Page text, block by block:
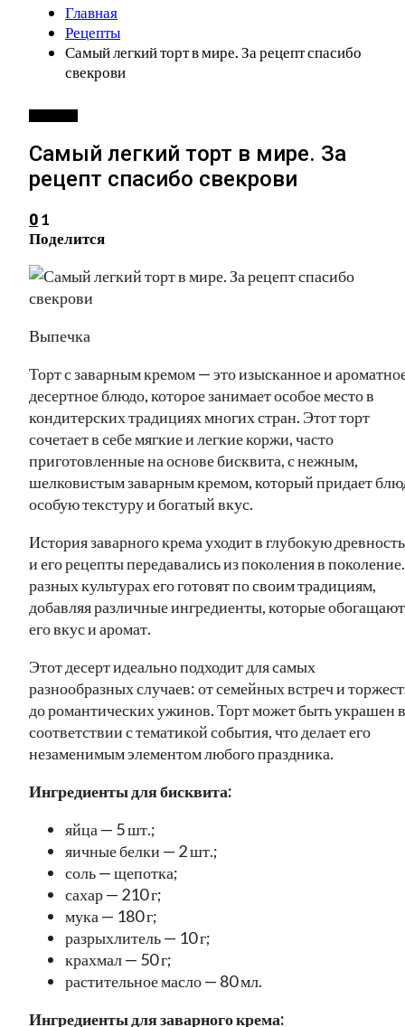
Главная
Рецепты
Самый легкий торт в мире. За рецепт спасибо
свекрови
Самый легкий торт в мире. За
рецепт спасибо свекрови
0 1
Поделится
Выпечка
Торт с заварным кремом — это изысканное и
десертное блюдо, которое занимает особое место в
кондитерских традициях многих стран. Этот торт
сочетает в себе мягкие и легкие коржи, часто
приготовленные на основе бисквита, с нежным,
шелковистым заварным кремом, который придает
особую текстуру и богатый вкус.
История заварного крема уходит в глубокую
и его рецепты передавались из поколения в
разных культурах его готовят по своим традициям,
добавляя различные ингредиенты, которые обогащают
его вкус и аромат.
Этот десерт идеально подходит для самых
разнообразных случаев: от семейных встреч и
до романтических ужинов. Торт может быть украшен в
соответствии с тематикой события, что делает его
незаменимым элементом любого праздника.
Ингредиенты для бисквита:
яйца — 5 шт.;
яичные белки — 2 шт.;
соль — щепотка;
сахар — 210 г;
мука — 180 г;
разрыхлитель — 10 г;
крахмал — 50 г;
растительное масло — 80 мл.
Ингредиенты для заварного крема: